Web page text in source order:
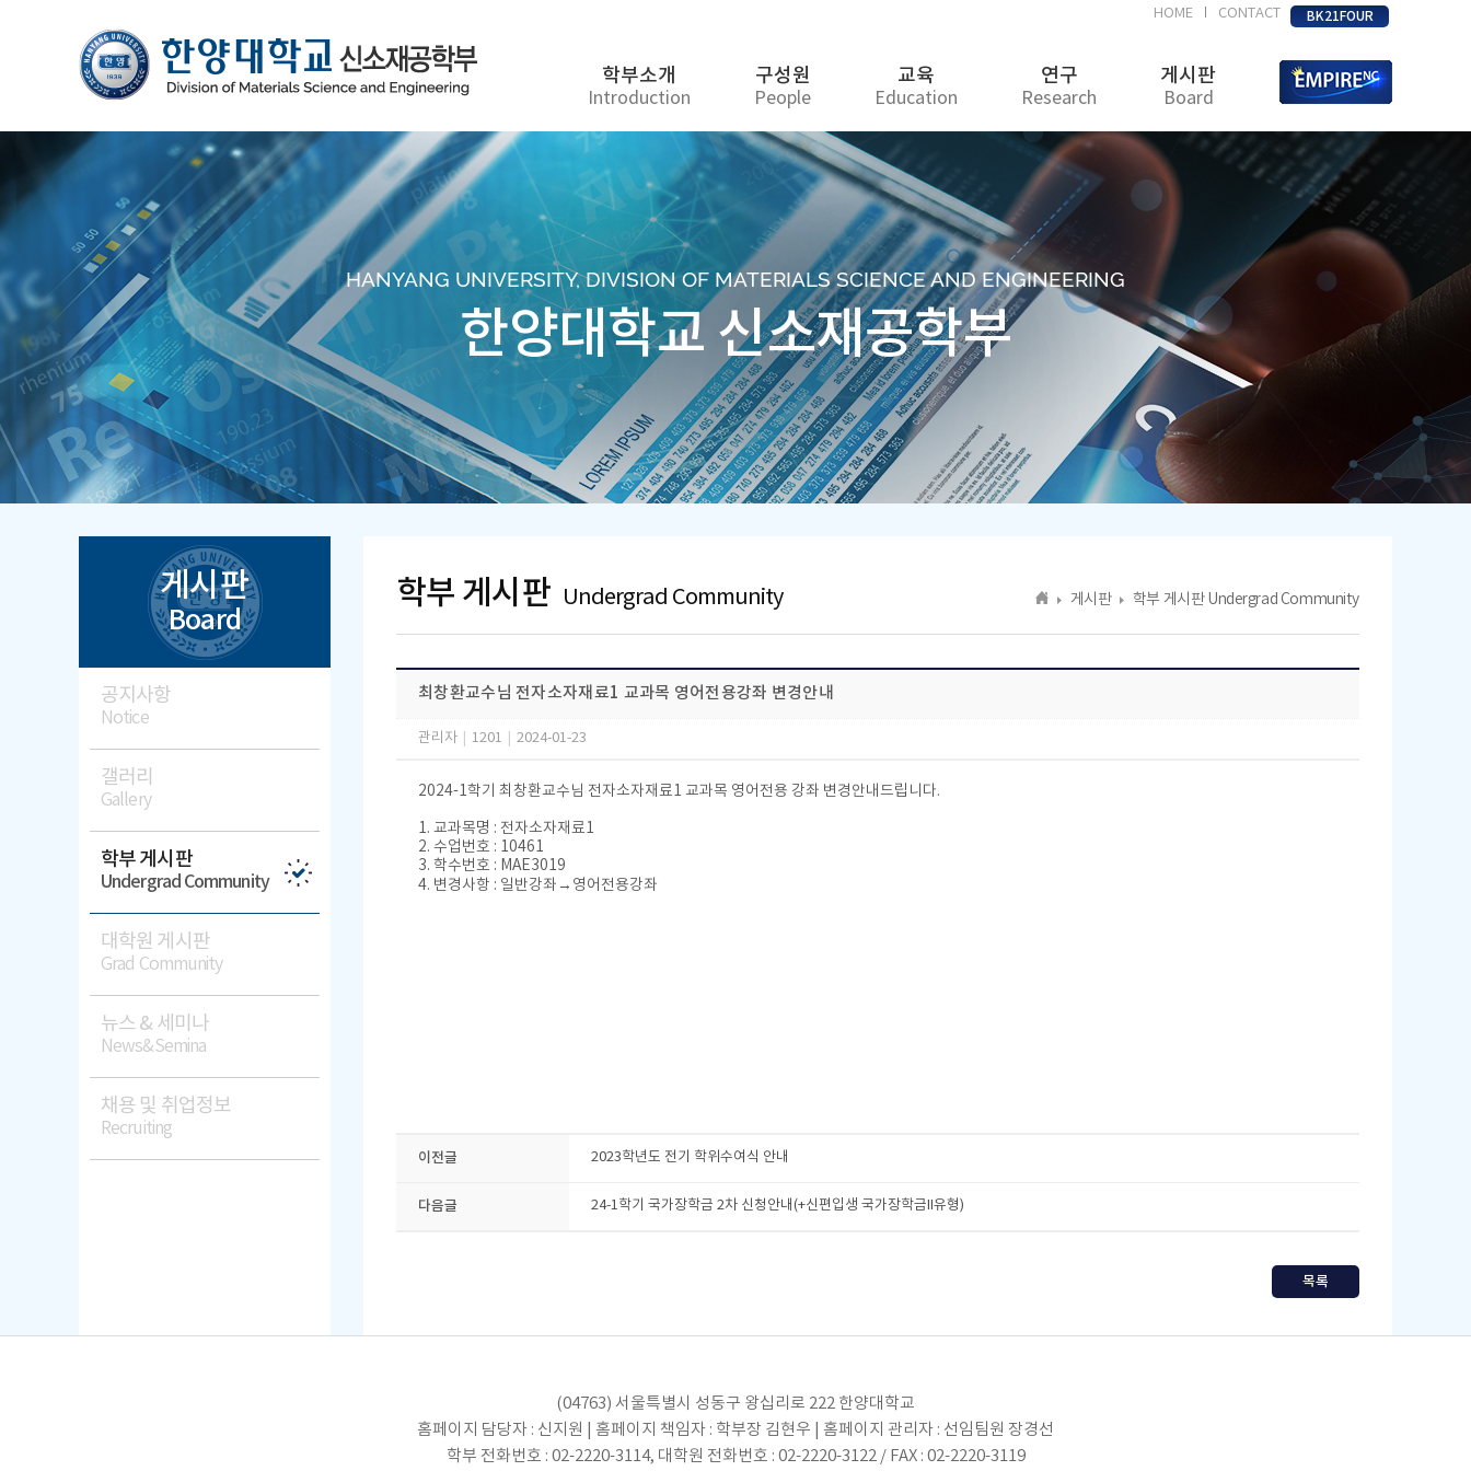
HOME CONTACT BK21FOUR
학부소개
Introduction
구성원
People
교육
Education
연구
Research
게시판
Board
HANYANG UNIVERSITY, DIVISION OF MATERIALS SCIENCE AND ENGINEERING
한양대학교 신소재공학부
게시판
Board
공지사항
Notice
갤러리
Gallery
학부 게시판
Undergrad Community
대학원 게시판
Grad Community
뉴스 & 세미나
News&Semina
채용 및 취업정보
Recruiting
학부 게시판 Undergrad Community 게시판 학부 게시판 Undergrad Community
최창환교수님 전자소자재료1 교과목 영어전용강좌 변경안내
관리자 1201 2024-01-23
2024-1학기 최창환교수님 전자소자재료1 교과목 영어전용 강좌 변경안내드립니다.
1. 교과목명 : 전자소자재료1
2. 수업번호 : 10461
3. 학수번호 : MAE3019
4. 변경사항 : 일반강좌→영어전용강좌
이전글 2023학년도 전기 학위수여식 안내
다음글 24-1학기 국가장학금 2차 신청안내(+신편입생 국가장학금II유형)
목록
(04763) 서울특별시 성동구 왕십리로 222 한양대학교
홈페이지 담당자 : 신지원 | 홈페이지 책임자 : 학부장 김현우 | 홈페이지 관리자 : 선임팀원 장경선
학부 전화번호 : 02-2220-3114, 대학원 전화번호 : 02-2220-3122 / FAX : 02-2220-3119